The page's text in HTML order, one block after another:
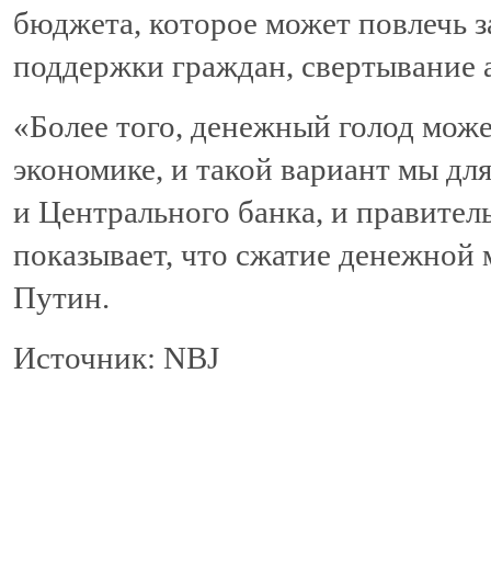
бюджета, которое может повлечь
поддержки граждан,
«Более того, денежный голод
экономике, и такой вариант мы
и Центрального банка, и
показывает, что сжатие
Путин.
Источник: NBJ